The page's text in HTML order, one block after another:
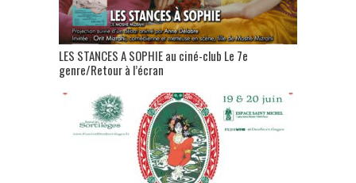
LES STANCES A SOPHIE au ciné-club Le 7e
genre/Retour à l’écran